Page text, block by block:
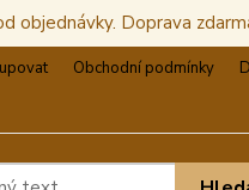
objednávky. Doprava
Obchodní podmínky